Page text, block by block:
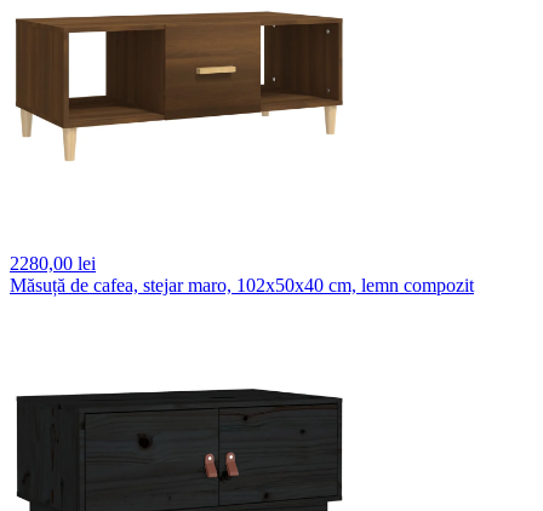
2280,00 lei
Măsuță de cafea, stejar maro, 102x50x40 cm, lemn compozit